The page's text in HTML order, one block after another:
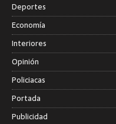
Deportes
Economía
Interiores
Opinión
Policiacas
Portada
Publicidad